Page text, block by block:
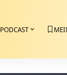
PODCAST